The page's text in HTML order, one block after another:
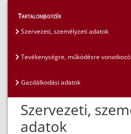
Közérdekű adatok
Szervezeti, személyzeti adatok
Tartalomjegyzék
Szervezeti, személyzeti adatok
Tevékenységre, működésre
Gazdálkodási adatok
Szervezeti,
adatok